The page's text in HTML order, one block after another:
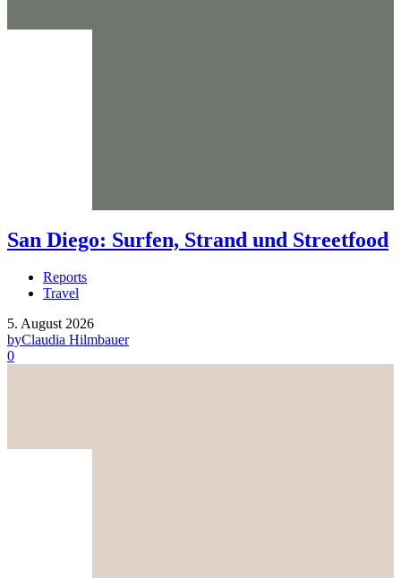
San Diego: Surfen, Strand und Streetfood
Reports
Travel
5. August 2026
byClaudia Hilmbauer
0